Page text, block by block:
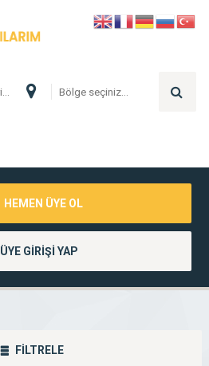
HEMEN ÜYE OL
ÜYE GİRİŞİ YAP
FİLTRELE